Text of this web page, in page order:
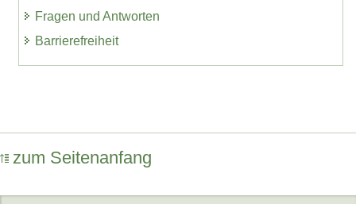
Fragen und Antworten
Barrierefreiheit
zum Seitenanfang